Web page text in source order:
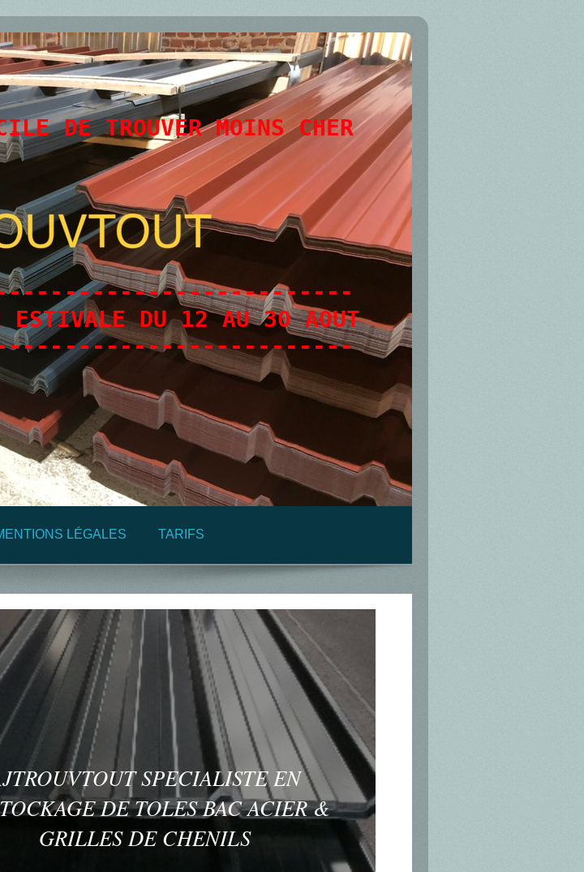
DE TROUVER MOINS CHER
ESTIVALE DU 12 AU 30 AOUT
LÉGALES TARIFS
SPECIALISTE EN
DE TOLES BAC ACIER &
GRILLES DE CHENILS